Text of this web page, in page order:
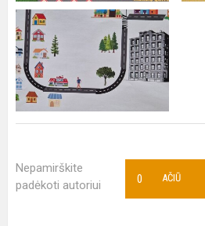
Nepamirškite
padėkoti autoriui
AČIŪ
0